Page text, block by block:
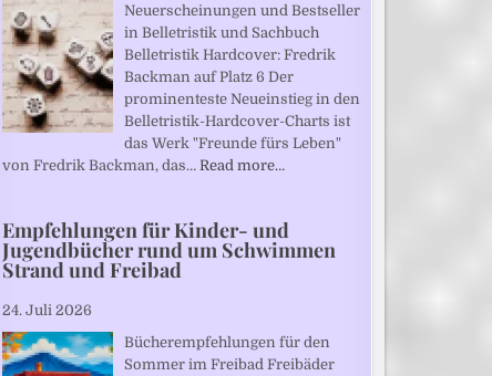
Neuerscheinungen und Bestseller
in Belletristik und Sachbuch
Belletristik Hardcover: Fredrik
Backman auf Platz 6 Der
prominenteste Neueinstieg in den
Belletristik-Hardcover-Charts ist
das Werk "Freunde fürs Leben"
von Fredrik Backman, das… Read more…
Empfehlungen für Kinder- und
Jugendbücher rund um Schwimmen
Strand und Freibad
24. Juli 2026
Bücherempfehlungen für den
Sommer im Freibad Freibäder